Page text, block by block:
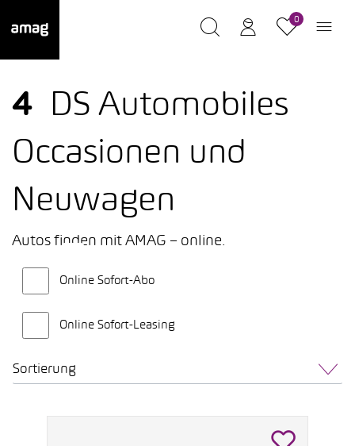
0
4
DS Automobiles
Occasionen und
Neuwagen
Autos finden mit AMAG – online.
Online Sofort-Abo
Online Sofort-Leasing
Sortierung